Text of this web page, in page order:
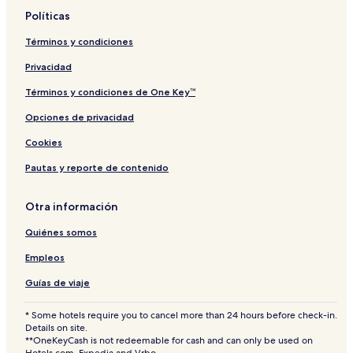
a
l
a
l
n
u
&
#
2
3
n
1
9
o
n
d
o
i
i
0
2
1
Políticas
Términos y condiciones
Privacidad
Términos y condiciones de One Key™
Opciones de privacidad
Cookies
Pautas y reporte de contenido
Otra información
Quiénes somos
Empleos
Guías de viaje
* Some hotels require you to cancel more than 24 hours before check-in.
Details on site.
**OneKeyCash is not redeemable for cash and can only be used on